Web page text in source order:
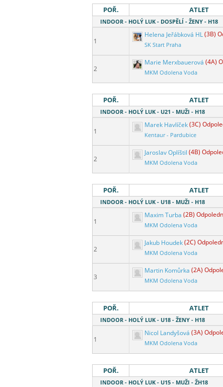
POŘ. ATLET
INDOOR - HOLÝ LUK - DOSPĚLÍ - ŽENY - H18
1
Helena Jeřábková HL(3B)
SK Start Praha
2
Marie Merxbauerová (4A)
MKM Odolena Voda
POŘ. ATLET
INDOOR - HOLÝ LUK - U21 - MUŽI - H18
1
Marek Havlíček(3C)
Kentaur - Pardubice
2
Jaroslav Oplíštil (4B)
MKM Odolena Voda
POŘ. ATLET
INDOOR - HOLÝ LUK - U18 - MUŽI - H18
1
Maxim Turba (2B)
MKM Odolena Voda
2
Jakub Houdek(2C)
MKM Odolena Voda
3
Martin Komůrka (2A)
MKM Odolena Voda
POŘ. ATLET
INDOOR - HOLÝ LUK - U18 - ŽENY - H18
1
Nicol Landyšová (3A)
MKM Odolena Voda
POŘ. ATLET
INDOOR - HOLÝ LUK - U15 - MUŽI - ŽH18